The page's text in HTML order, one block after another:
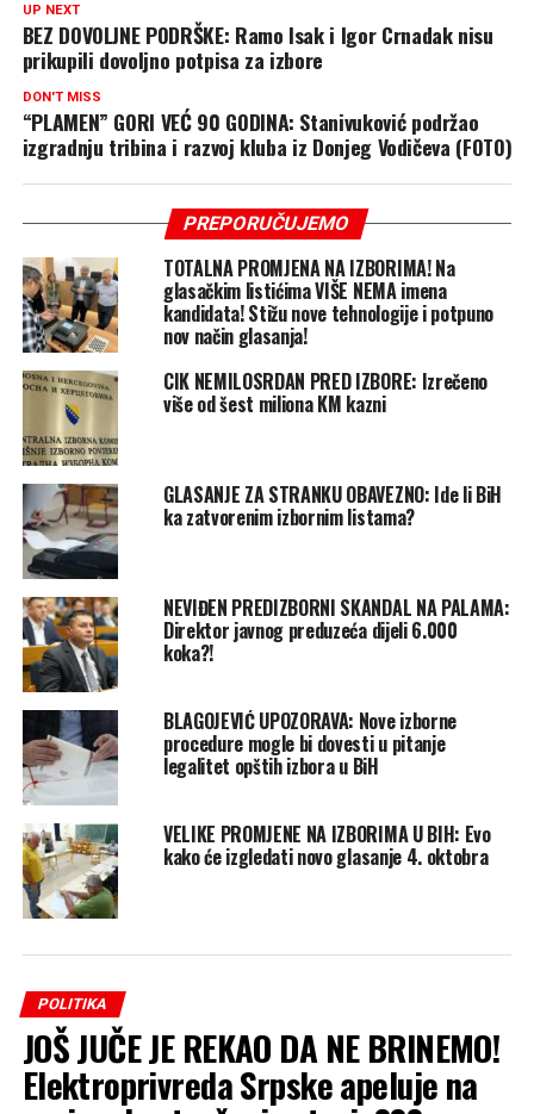
UP NEXT
BEZ DOVOLJNE PODRŠKE: Ramo Isak i Igor Crnadak nisu
prikupili dovoljno potpisa za izbore
DON'T MISS
“PLAMEN” GORI VEĆ 90 GODINA: Stanivuković podržao
izgradnju tribina i razvoj kluba iz Donjeg Vodičeva (FOTO)
PREPORUČUJEMO
TOTALNA PROMJENA NA IZBORIMA! Na
glasačkim listićima VIŠE NEMA imena
kandidata! Stižu nove tehnologije i potpuno
nov način glasanja!
CIK NEMILOSRDAN PRED IZBORE: Izrečeno
više od šest miliona KM kazni
GLASANJE ZA STRANKU OBAVEZNO: Ide li BiH
ka zatvorenim izbornim listama?
NEVIĐEN PREDIZBORNI SKANDAL NA PALAMA:
Direktor javnog preduzeća dijeli 6.000
koka?!
BLAGOJEVIĆ UPOZORAVA: Nove izborne
procedure mogle bi dovesti u pitanje
legalitet opštih izbora u BiH
VELIKE PROMJENE NA IZBORIMA U BIH: Evo
kako će izgledati novo glasanje 4. oktobra
POLITIKA
JOŠ JUČE JE REKAO DA NE BRINEMO!
Elektroprivreda Srpske apeluje na